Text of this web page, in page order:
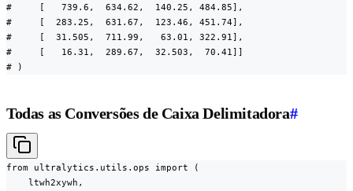
#     [   739.6,  634.62,  140.25, 484.85],
#     [  283.25,  631.67,  123.46, 451.74],
#     [  31.505,  711.99,   63.01, 322.91],
#     [   16.31,  289.67,  32.503,  70.41]]
# )
Todas as Conversões de Caixa Delimitadora#
from ultralytics.utils.ops import (
    ltwh2xywh,